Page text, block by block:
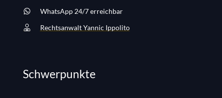
WhatsApp 24/7 erreichbar
Rechtsanwalt Yannic Ippolito
Schwerpunkte